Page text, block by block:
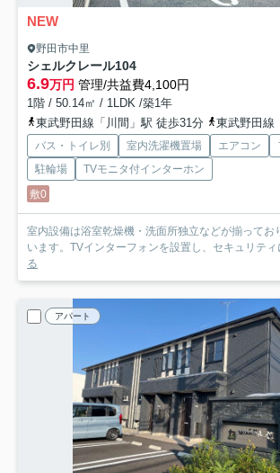
NEW
野田市中里
シェルクレール104
6.9万円 管理/共益費4,100円
1階 / 50.14㎡ / 1LDK /築1年
東武野田線「川間」駅 徒歩31分
東武野田線「
バス・トイレ別 室内洗濯機置場 エアコン
駐輪場
TVモニタ付インターホン
敷0
室内設備は浴室乾燥機・洗面所独立などが揃ってお
います。TVインターフォンを設置し、セキュリティ
る
アパート